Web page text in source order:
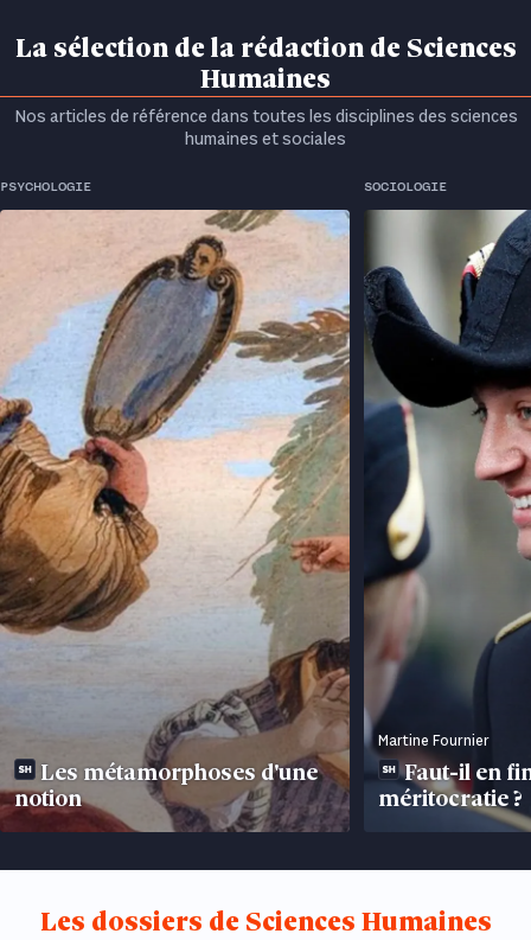
La sélection de la rédaction de Sciences
Humaines
Nos articles de référence dans toutes les disciplines des sciences
humaines et sociales
PSYCHOLOGIE
Les métamorphoses d'une
notion
SOCIOLOGIE
Martine Fournier
Faut-il en
méritocratie ?
Les dossiers de Sciences Humaines